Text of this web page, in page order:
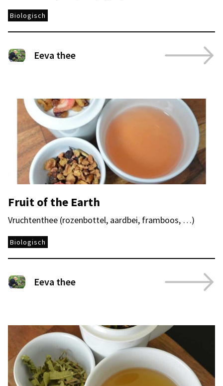
Biologisch
Eeva thee
Fruit of the Earth
Vruchtenthee (rozenbottel, aardbei, framboos, …)
Biologisch
Eeva thee